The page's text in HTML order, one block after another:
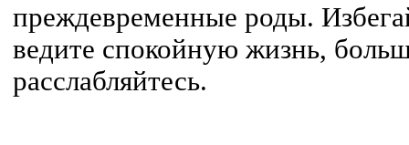
преждевременные роды.
ведите спокойную жизнь,
расслабляйтесь.